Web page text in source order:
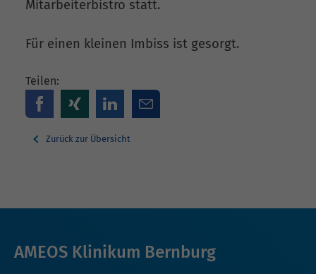
Mitarbeiterbistro statt.
Für einen kleinen Imbiss ist gesorgt.
Teilen:
Zurück zur Übersicht
AMEOS Klinikum Bernburg